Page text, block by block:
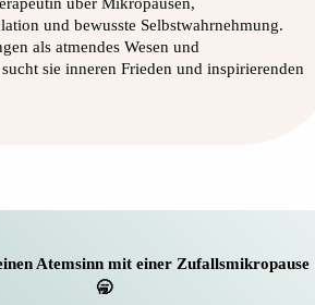
über Mikropausen,
und bewusste Selbstwahrnehmung.
als atmendes Wesen und
sie inneren Frieden und inspirierenden
Atemsinn mit einer Zufallsmikropause
🥱